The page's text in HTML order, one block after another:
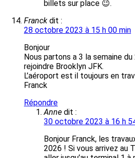
billets sur place 😉.
Franck dit :
28 octobre 2023 à 15 h 00 min
Bonjour
Nous partons a 3 la semaine
rejoindre Brooklyn JFK.
L’aéroport est il toujours en
Franck
Répondre
Anne dit :
30 octobre 2023 à 16 h
Bonjour Franck, les
2026 ! Si vous arrivez au